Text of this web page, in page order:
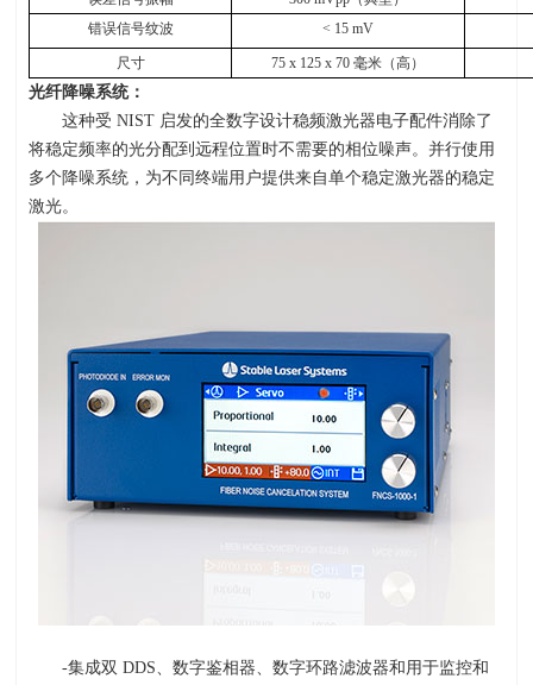
错误信号纹波
< 15 mV
尺寸 75 x 125 x 70毫米（高）
光纤降噪系统：
这种受 NIST 启发的全数字设计稳频激光器电子配件消除了
将稳定频率的光分配到远程位置时不需要的相位噪声。并行使用
多个降噪系统，为不同终端用户提供来自单个稳定激光器的稳定
激光。
-集成双 DDS 、数字鉴相器、数字环路滤波器和用于监控和